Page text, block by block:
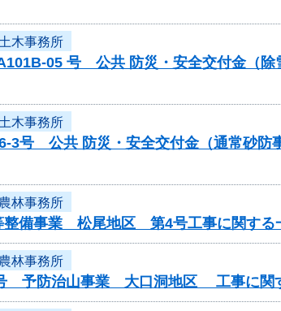
木事務所
05 号 公共 防災・安全交付金（
木事務所
6-3号 公共 防災・安全交付金（通常砂防
林事務所
整備事業 松尾地区 第4号工事に関する
林事務所
号 予防治山事業 大口洞地区 工事に関